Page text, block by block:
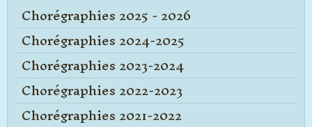
Chorégraphies 2025 - 2026
Chorégraphies 2024-2025
Chorégraphies 2023-2024
Chorégraphies 2022-2023
Chorégraphies 2021-2022